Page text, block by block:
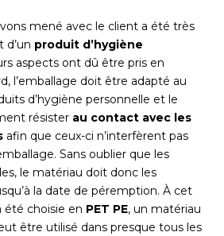
mené avec le client a été très
d’un produit d’hygiène
aspects ont dû être pris en
l’emballage doit être adapté au
d’hygiène personnelle et le
résister au contact avec les
afin que ceux-ci n’interfèrent pas
Sans oublier que les
le matériau doit donc les
la date de péremption. À cet
été choisie en PET PE, un matériau
être utilisé dans presque tous les